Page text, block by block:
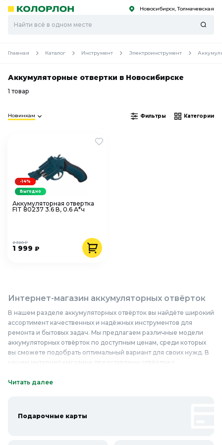
Скоро
Скоро Новосибирск, Толмачевская
Главная Каталог Инструмент Электроинструмент
Аккумуляторные отвертки в Новосибирске
1 товар
Новинкам Фильтры Категории
Аккумуляторная отвертка
FIT 80237 3.6 В, 0.6 А*ч
1 999 ₽
2 320 ₽
-14%
Выгодно
Интернет-магазин аккумуляторных отвёрток
В нашем разделе аккумуляторных отвёрток вы найдёте широкий
ассортимент качественных и надёжных инструментов для
ремонта и бытовых задач. Мы предлагаем различные модели
аккумуляторных отвёрток по доступным ценам, среди которых
вы сможете подобрать оптимальный вариант для своих нужд. В
нашем интернет-магазине представлены отвёртки с
ёмкостью аккумулятора. Они изготовлены из прочных
демонтажа резьбовых соединений при ремонте бытовой
Читать далее
Подарочные карты